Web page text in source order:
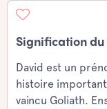
Signification du
David est un
histoire
vaincu Goliath.